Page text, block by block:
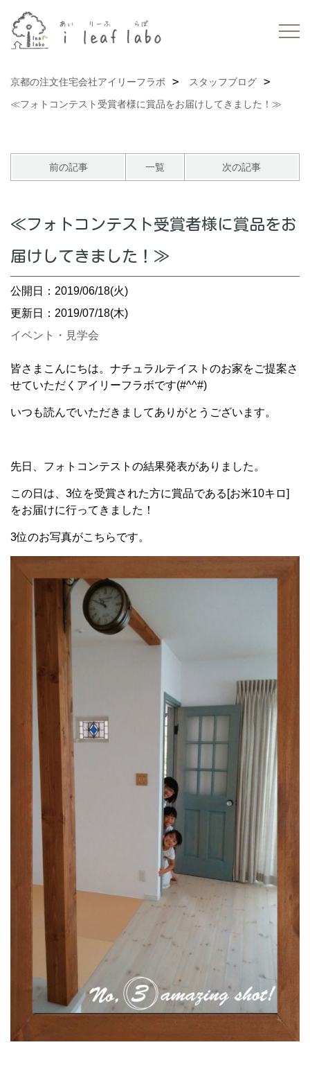
京都の注文住宅会社アイリーフラボ
スタッフブログ
≪フォトコンテスト受賞者様に賞品をお届けしてきました！≫
前の記事 一覧 次の記事
≪フォトコンテスト受賞者様に賞品をお
届けしてきました！≫
公開日：2019/06/18(火)
更新日：2019/07/18(木)
イベント・見学会
皆さまこんにちは。ナチュラルテイストのお家をご提案さ
せていただくアイリーフラボです(#^^#)
いつも読んでいただきましてありがとうございます。
先日、フォトコンテストの結果発表がありました。
この日は、3位を受賞された方に賞品である[お米10キロ]
をお届けに行ってきました！
3位のお写真がこちらです。